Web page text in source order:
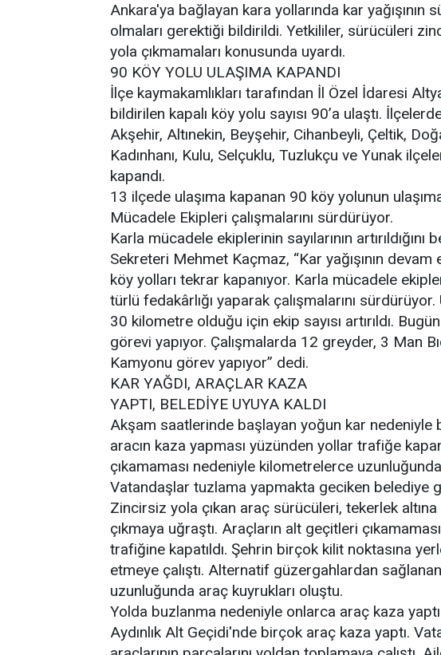
Ankara'ya bağlayan kara yollarında kar yağışının
olmaları gerektiği bildirildi. Yetkililer, sürücüleri
yola çıkmamaları konusunda uyardı.
90 KÖY YOLU ULAŞIMA KAPANDI
İlçe kaymakamlıkları tarafından İl Özel İdaresi
bildirilen kapalı köy yolu sayısı 90’a ulaştı.
Akşehir, Altınekin, Beyşehir, Cihanbeyli, Çeltik,
Kadınhanı, Kulu, Selçuklu, Tuzlukçu ve Yunak
kapandı.
13 ilçede ulaşıma kapanan 90 köy yolunun
Mücadele Ekipleri çalışmalarını sürdürüyor.
Karla mücadele ekiplerinin sayılarının
Sekreteri Mehmet Kaçmaz, “Kar yağışının devam
köy yolları tekrar kapanıyor. Karla mücadele
türlü fedakârlığı yaparak çalışmalarını
30 kilometre olduğu için ekip sayısı artırıldı.
görevi yapıyor. Çalışmalarda 12 greyder, 3 Man
Kamyonu görev yapıyor” dedi.
KAR YAĞDI, ARAÇLAR KAZA
YAPTI, BELEDİYE UYUYA KALDI
Akşam saatlerinde başlayan yoğun kar nedeniyle
aracın kaza yapması yüzünden yollar trafiğe
çıkamaması nedeniyle kilometrelerce
Vatandaşlar tuzlama yapmakta geciken belediye
Zincirsiz yola çıkan araç sürücüleri, tekerlek
çıkmaya uğraştı. Araçların alt geçitleri
trafiğine kapatıldı. Şehrin birçok kilit noktasına
etmeye çalıştı. Alternatif güzergahlardan
uzunluğunda araç kuyrukları oluştu.
Yolda buzlanma nedeniyle onlarca araç kaza
Aydınlık Alt Geçidi'nde birçok araç kaza yaptı.